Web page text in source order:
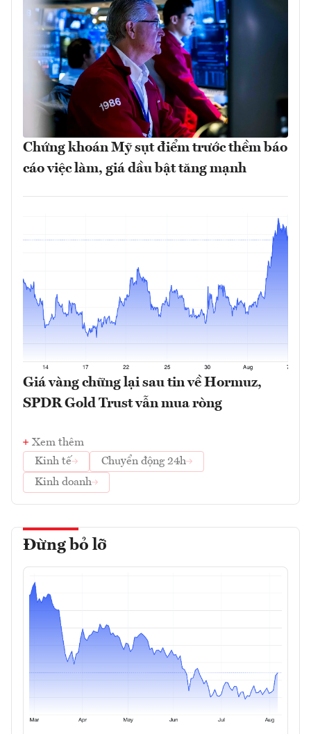
Chứng khoán Mỹ sụt điểm trước thềm báo
cáo việc làm, giá dầu bật tăng mạnh
Giá vàng chững lại sau tin về Hormuz,
SPDR Gold Trust vẫn mua ròng
Xem thêm
Kinh tế
Chuyển động 24h
Kinh doanh
Đừng bỏ lỡ